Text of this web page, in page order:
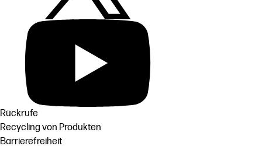
Rückrufe
Recycling von Produkten
Barrierefreiheit